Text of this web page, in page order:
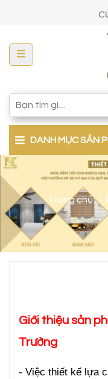
DANH MỤC SẢN
Trang chủ
Giới thiệu sản
Trường
- Việc thiết kế lựa